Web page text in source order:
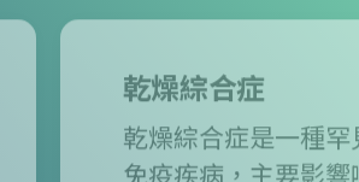
乾燥綜合症
乾燥綜合症是一種罕
免疫疾病，主要影響